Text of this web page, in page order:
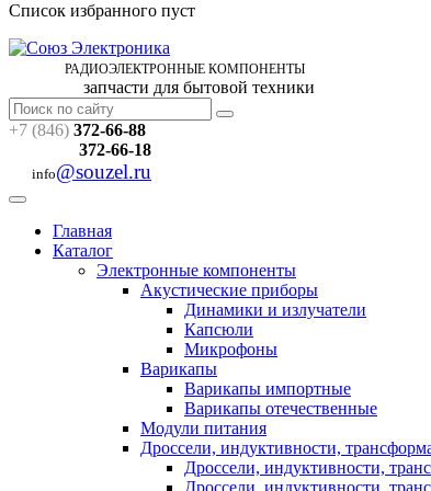
Список избранного пуст
РАДИОЭЛЕКТРОННЫЕ КОМПОНЕНТЫ
запчасти для бытовой техники
+7 (846) 372-66-88
372-66-18
info@souzel.ru
Главная
Каталог
Электронные компоненты
Акустические приборы
Динамики и излучатели
Капсюли
Микрофоны
Варикапы
Варикапы импортные
Варикапы отечественные
Модули питания
Дроссели, индуктивности,
Дроссели, индуктивности,
Дроссели, индуктивности,